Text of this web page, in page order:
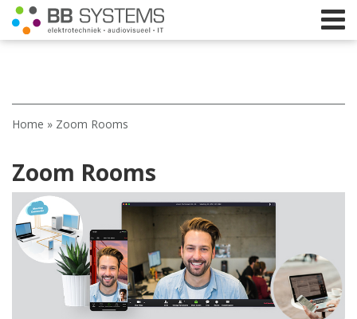
Home
Geluid
Elektrotechniek
IT
Webshop
Home » Zoom Rooms
Zoom Rooms